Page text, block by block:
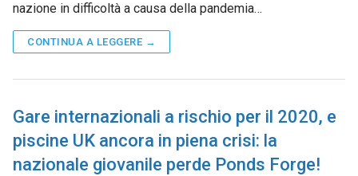
nazione in difficoltà a causa della pandemia…
CONTINUA A LEGGERE →
Gare internazionali a rischio per il 2020, e
piscine UK ancora in piena crisi: la
nazionale giovanile perde Ponds Forge!